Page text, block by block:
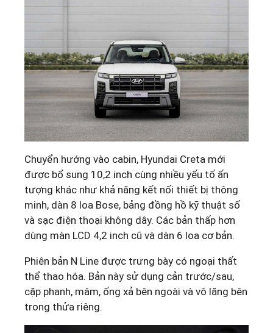
Chuyển hướng vào cabin, Hyundai Creta mới
được bổ sung 10,2 inch cùng nhiều yếu tố ấn
tượng khác như khả năng kết nối thiết bị thông
minh, dàn 8 loa Bose, bảng đồng hồ kỹ thuật số
và sạc điện thoại không dây. Các bản thấp hơn
dùng màn LCD 4,2 inch cũ và dàn 6 loa cơ bản.
Phiên bản N Line được trưng bày có ngoại thất
thể thao hóa. Bản này sử dụng cản trước/sau,
cặp phanh, mâm, ống xả bên ngoài và vô lăng bên
trong thửa riêng.